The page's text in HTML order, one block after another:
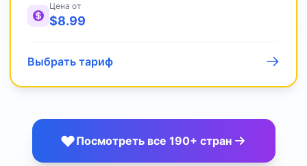
Цена от
$8.99
Выбрать тариф
Посмотреть все 190+ стран